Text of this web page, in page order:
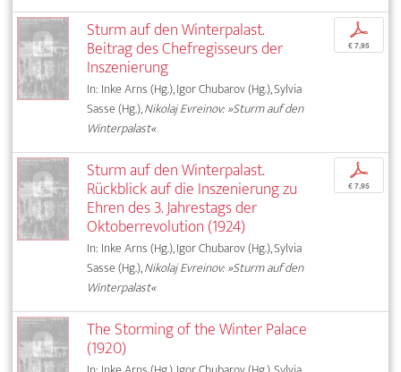
Sturm auf den Winterpalast.
Beitrag des Chefregisseurs der
Inszenierung
In: Inke Arns (Hg.), Igor Chubarov (Hg.), Sylvia
Sasse (Hg.),Nikolaj Evreinov: »Sturm auf den
Winterpalast«
p
€ 7,95
Sturm auf den Winterpalast.
Rückblick auf die Inszenierung zu
Ehren des 3. Jahrestags der
Oktoberrevolution (1924)
In: Inke Arns (Hg.), Igor Chubarov (Hg.), Sylvia
Sasse (Hg.),Nikolaj Evreinov: »Sturm auf den
Winterpalast«
p
€ 7,95
The Storming of the Winter Palace
(1920)